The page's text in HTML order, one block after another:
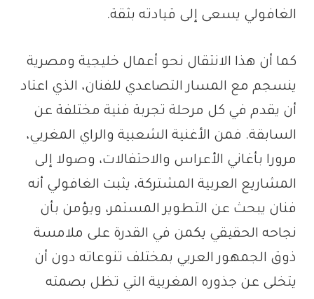
الغافولي يسعى إلى قيادته بثقة.
كما أن هذا الانتقال نحو أعمال خليجية ومصرية
ينسجم مع المسار التصاعدي للفنان، الذي اعتاد
أن يقدم في كل مرحلة تجربة فنية مختلفة عن
السابقة. فمن الأغنية الشعبية والراي المغربي،
مرورا بأغاني الأعراس والاحتفالات، وصولا إلى
المشاريع العربية المشتركة، يثبت الغافولي أنه
فنان يبحث عن التطوير المستمر، ويؤمن بأن
نجاحه الحقيقي يكمن في القدرة على ملامسة
ذوق الجمهور العربي بمختلف تنوعاته دون أن
يتخلى عن جذوره المغربية التي تظل بصمته